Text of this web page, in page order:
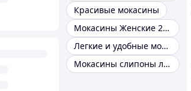
Красивые мокасины
Мокасины Женские 2020
Легкие и удобные мокасины женские
Мокасины слипоны лето